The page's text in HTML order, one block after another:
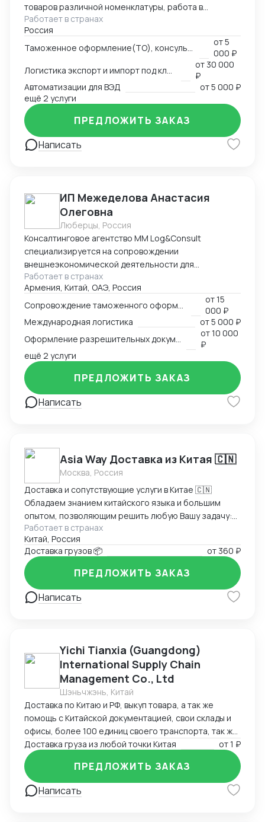
товаров различной номенклатуры, работа в
компаниях - таможенного перевозчика и
таможенного представителя, владельца склада
временного хранения и таможенного
Работает в странах
Россия
от5
000 ₽
от 30 000
₽
Автоматизации для ВЭД
от5 000 ₽
ещё 2 услуги
Написать
ПРЕДЛОЖИТЬ ЗАКАЗ
ИП Межеделова Анастасия
Олеговна
Люберцы, Россия
Консалтинговое агентство MM Log&Consult
специализируется на сопровождении
внешнеэкономической деятельности для
участников международного рынка из России и
Армении. Наш опыт в сфере ВЭД более 13 лет
позволяет нам оказывать качественные
консалтинговые услуги для компаний, решивших
выйти на международный рынок. MM Log&Consult
поможет организовать международный бизнес в
Вашей компании в требуемых масштабах: -
организация и внедрение ВЭД с нуля; -
консультирование и разработка стратегии
внедрения ВЭД в компанию силами заказчика; -
сопровождение международной сделки разово или
Работает в странах
Армения, Китай, ОАЭ, Россия
от15
000 ₽
Международная логистика
от5 000 ₽
от10 000
₽
ещё 2 услуги
Написать
ПРЕДЛОЖИТЬ ЗАКАЗ
Asia Way Доставка из Китая 🇨🇳
Москва, Россия
Доставка и сопутствующие услуги в Китае 🇨🇳
Обладаем знанием китайского языка и большим
опытом, позволяющим решить любую Вашу задачу:
доставка, оплата, инспекция на фабрики и прочее,
работаем по договору
Работает в странах
Китай, Россия
Доставка грузов 📦
от 360 ₽
Написать
ПРЕДЛОЖИТЬ ЗАКАЗ
Yichi Tianxia (Guangdong)
International Supply Chain
Management Co., Ltd
Шэньчжэнь, Китай
Доставка по Китаю и РФ, выкуп товара, а так же
помощь с Китайской документацией, свои склады и
офисы, более 100 единиц своего транспорта, так же
можем помочь с поиском поставщиков
Доставка груза из любой точки Китая от1 ₽
Написать
ПРЕДЛОЖИТЬ ЗАКАЗ